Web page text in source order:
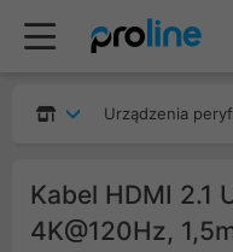
Urządzenia
Kabel HDMI 2.1
4K@120Hz,